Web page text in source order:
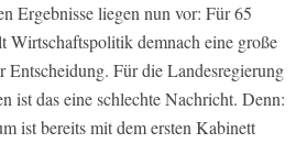
Ergebnisse liegen nun vor: Für 65
Wirtschaftspolitik demnach eine große
Entscheidung. Für die Landesregierung
ist das eine schlechte Nachricht. Denn:
ist bereits mit dem ersten Kabinett